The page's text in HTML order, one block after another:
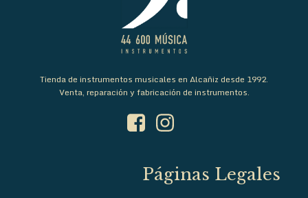
Tienda de instrumentos musicales en Alcañiz desde 1992.
Venta, reparación y fabricación de instrumentos.
Páginas Legales